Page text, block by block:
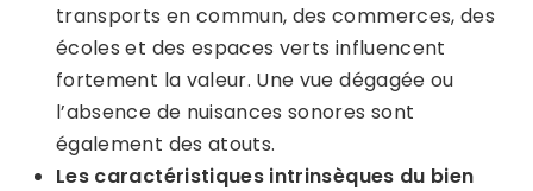
transports en commun, des commerces, des
écoles et des espaces verts influencent
fortement la valeur. Une vue dégagée ou
l’absence de nuisances sonores sont
également des atouts.
Les caractéristiques intrinsèques du bien